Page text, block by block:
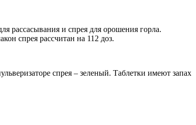
рассасывания и спрея для орошения горла.
спрея рассчитан на 112 доз.
спрея – зеленый. Таблетки имеют запах